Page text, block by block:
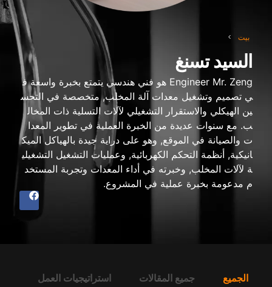
بيت >
السيد تسنغ
Engineer Mr . Zeng هو فني هندسي يتمتع بخبرة واسعة ف
ي تصميم وتشغيل معدات آلة المخلب, متخصصة في التحس
ين الهيكلي والاستقرار التشغيلي لآلات التسلية ذات المخال
ب. مع سنوات عديدة من الخبرة العملية في تطوير المعدا
ت والصيانة في الموقع, وهو على دراية جيدة بالهياكل الميك
انيكية, أنظمة التحكم الكهربائية, وعمليات التشغيل التشغيلي
ة لآلات المخلب, وخبرته في أداء المعدات وتجربة المستخد
م مدعومة بخبرة عملية في المشروع.
الجميع جميع المقالات
استراتيجيات العمل